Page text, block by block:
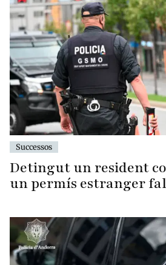
Successos
Detingut un resident
un permís estranger